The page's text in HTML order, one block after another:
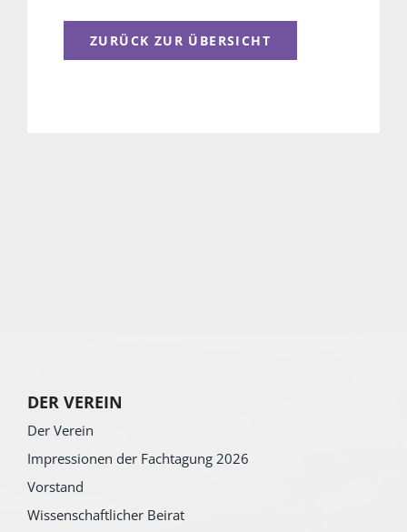
ZURÜCK ZUR ÜBERSICHT
DER VEREIN
Der Verein
Impressionen der Fachtagung 2026
Vorstand
Wissenschaftlicher Beirat